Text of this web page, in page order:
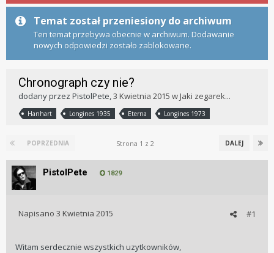
Temat został przeniesiony do archiwum
Ten temat przebywa obecnie w archiwum. Dodawanie
nowych odpowiedzi zostało zablokowane.
Chronograph czy nie?
dodany przez PistolPete,3 Kwietnia 2015 wJaki zegarek...
Hanhart Longines 1935 Eterna Longines 1973
POPRZEDNIA DALEJ
Strona 1 z 2
PistolPete 1829
#1
Napisano 3 Kwietnia 2015
Witam serdecznie wszystkich uzytkowników,